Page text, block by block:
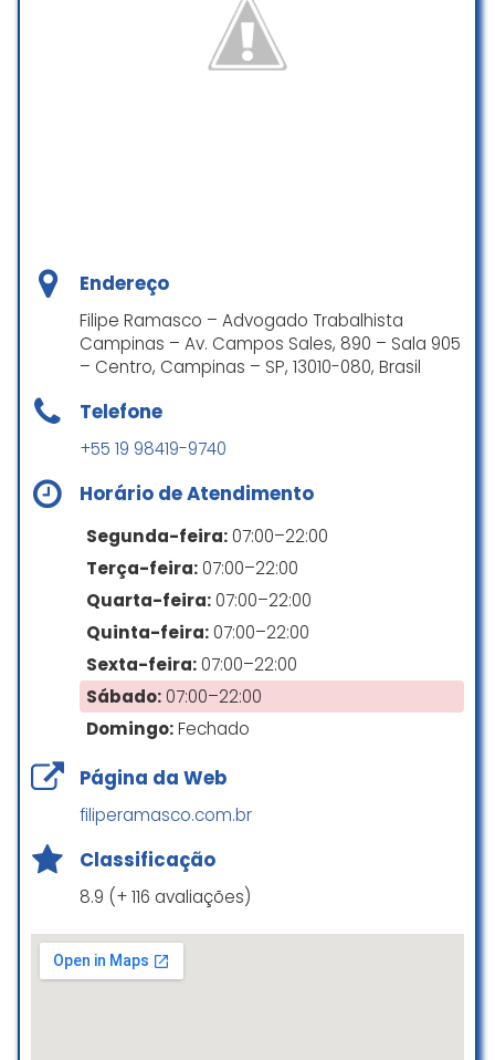
Foi muito prático e rápido doutor
Augusto me deu todo apoio e
Augusto sempre esteve disponível
para esclarecer dúvidas e
conduziu com transparência e
agilidade. Muitíssimo obrigada!
Com enorme prazer vou deixar
essa avaliação.
O Dr. Augusto foi o meu advogado
em uma causa extremamente
importante para mim, sem dúvida,
ele foi o melhor profissional que eu
tive a benção de ter para me
defender na justiça, em uma
difícil. Vou listar aqui algumas das
o inicio da primeira reunião até a
última audiência:
– Agilidade em responder as
minhas dúvidas e dar andamento
que com a minha versão e as
provas, ele pudesse dar
Endereço
Filipe Ramasco – Advogado Trabalhista
Campinas – Av. Campos Sales, 890 – Sala 905
– Centro, Campinas – SP, 13010-080, Brasil
Telefone
+55 19 98419-9740
Horário de Atendimento
Segunda-feira: 07:00–22:00
Terça-feira: 07:00–22:00
Quarta-feira: 07:00–22:00
Quinta-feira: 07:00–22:00
Sexta-feira: 07:00–22:00
Sábado: 07:00–22:00
Domingo:Fechado
Página da Web
filiperamasco.com.br
Classificação
8.9 (+ 116 avaliações)